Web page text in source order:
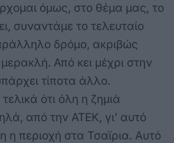
όμως, στο θέμα μας, το
συναντάμε το τελευταίο
δρόμο, ακριβώς
Από κει μέχρι στην
τίποτα άλλο.
ότι όλη η ζημιά
από την ΑΤΕΚ, γι’ αυτό
η περιοχή στα Τσαϊρια. Αυτό